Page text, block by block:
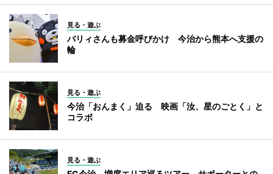
見る・遊ぶ
バリィさんも募金呼びかけ 今治から熊本へ支援の
輪
見る・遊ぶ
今治「おんまく」迫る 映画「汝、星のごとく」と
コラボ
見る・遊ぶ